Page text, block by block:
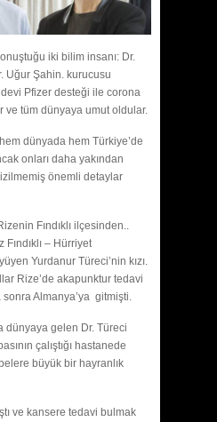
iki bilim insanı: Dr.
Uğur Şahin. kurucusu
Pfizer desteği ile corona
ve tüm dünyaya umut oldular.
dünyada hem Türkiye’de
onları daha yakından
önemli detaylar
Fındıklı ilçesinden..
– Hürriyet
Yurdanur Türeci’nin kızı.
Rize’de akapunktur tedavi
sonra Almanya’ya gitmişti.
dünyaya gelen Dr. Türeci
çalıştığı hastanede
büyük bir hayranlık
ve kansere tedavi bulmak